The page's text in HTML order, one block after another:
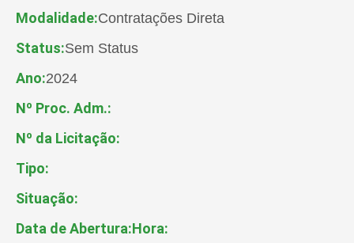
Modalidade:Contratações Direta
Status:Sem Status
Ano:2024
Nº Proc. Adm.:
Nº da Licitação:
Tipo:
Situação:
Data de Abertura:Hora: